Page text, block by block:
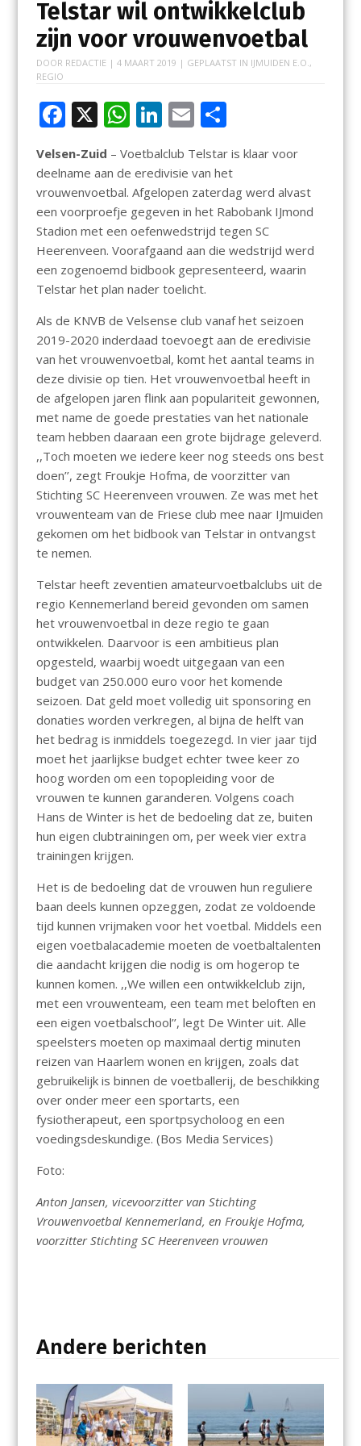
Telstar wil ontwikkelclub
zijn voor vrouwenvoetbal
DOOR REDACTIE | 4 MAART 2019 | GEPLAATST IN IJMUIDEN E.O. ,
REGIO
F
e
b
o
o
k
X W
at
s
A
p
p
Li
n
k
e
dI
n
E
m
ai
l
D
el
e
n
Velsen-Zuid – Voetbalclub Telstar is klaar voor
deelname aan de eredivisie van het
vrouwenvoetbal. Afgelopen zaterdag werd alvast
een voorproefje gegeven in het Rabobank IJmond
Stadion met een oefenwedstrijd tegen SC
Heerenveen. Voorafgaand aan die wedstrijd werd
een zogenoemd bidbook gepresenteerd, waarin
Telstar het plan nader toelicht.
Als de KNVB de Velsense club vanaf het seizoen
2019-2020 inderdaad toevoegt aan de eredivisie
van het vrouwenvoetbal, komt het aantal teams in
deze divisie op tien. Het vrouwenvoetbal heeft in
de afgelopen jaren flink aan populariteit gewonnen,
met name de goede prestaties van het nationale
team hebben daaraan een grote bijdrage geleverd.
,,Toch moeten we iedere keer nog steeds ons best
doen’’, zegt Froukje Hofma, de voorzitter van
Stichting SC Heerenveen vrouwen. Ze was met het
vrouwenteam van de Friese club mee naar IJmuiden
gekomen om het bidbook van Telstar in ontvangst
te nemen.
Telstar heeft zeventien amateurvoetbalclubs uit de
regio Kennemerland bereid gevonden om samen
het vrouwenvoetbal in deze regio te gaan
ontwikkelen. Daarvoor is een ambitieus plan
opgesteld, waarbij woedt uitgegaan van een
budget van 250.000 euro voor het komende
seizoen. Dat geld moet volledig uit sponsoring en
donaties worden verkregen, al bijna de helft van
het bedrag is inmiddels toegezegd. In vier jaar tijd
moet het jaarlijkse budget echter twee keer zo
hoog worden om een topopleiding voor de
vrouwen te kunnen garanderen. Volgens coach
Hans de Winter is het de bedoeling dat ze, buiten
hun eigen clubtrainingen om, per week vier extra
trainingen krijgen.
Het is de bedoeling dat de vrouwen hun reguliere
baan deels kunnen opzeggen, zodat ze voldoende
tijd kunnen vrijmaken voor het voetbal. Middels een
eigen voetbalacademie moeten de voetbaltalenten
die aandacht krijgen die nodig is om hogerop te
kunnen komen. ,,We willen een ontwikkelclub zijn,
met een vrouwenteam, een team met beloften en
een eigen voetbalschool’’, legt De Winter uit. Alle
speelsters moeten op maximaal dertig minuten
reizen van Haarlem wonen en krijgen, zoals dat
gebruikelijk is binnen de voetballerij, de beschikking
over onder meer een sportarts, een
fysiotherapeut, een sportpsycholoog en een
voedingsdeskundige. (Bos Media Services)
Foto:
Anton Jansen, vicevoorzitter van Stichting
Vrouwenvoetbal Kennemerland, en Froukje Hofma,
voorzitter Stichting SC Heerenveen vrouwen
Andere berichten